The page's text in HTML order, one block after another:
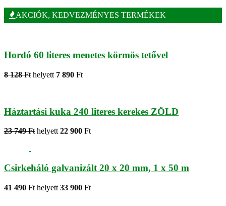
AKCIÓK, KEDVEZMÉNYES TERMÉKEK
Hordó 60 literes menetes körmös tetővel
8 128 Ft helyett 7 890 Ft
Háztartási kuka 240 literes kerekes ZÖLD
23 749 Ft helyett 22 900 Ft
Csirkeháló galvanizált 20 x 20 mm, 1 x 50 m
41 490 Ft helyett 33 900 Ft